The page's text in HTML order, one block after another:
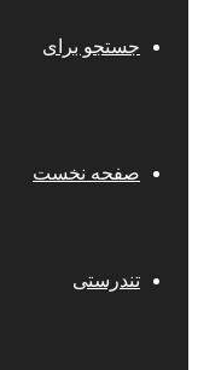
جستجو برای
صفحه نخست
تندرستی